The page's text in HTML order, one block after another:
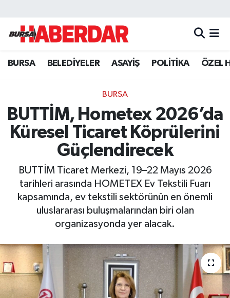
BURSA BELEDİYELER ASAYİŞ POLİTİKA ÖZEL
BURSA
BUTTİM, Hometex 2026’da
Küresel Ticaret Köprülerini
Güçlendirecek
BUTTİM Ticaret Merkezi, 19–22 Mayıs 2026
tarihleri arasında HOMETEX Ev Tekstili Fuarı
kapsamında, ev tekstili sektörünün en önemli
uluslararası buluşmalarından biri olan
organizasyonda yer alacak.
Hava Durumu
Trafik Durumu
Süper Lig Puan Durumu ve Fikstür
Tüm Manşetler
Son Dakika Haberleri
Haber Arşivi